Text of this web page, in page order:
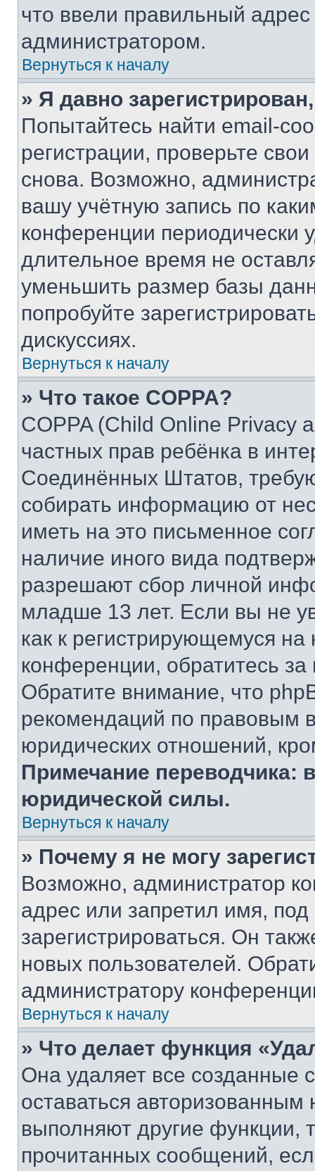
что ввели правильный адрес
администратором.
Вернуться к началу
» Я давно
Попытайтесь найти email-
регистрации, проверьте
снова. Возможно,
вашу учётную запись по
конференции периодически
длительное время не
уменьшить размер базы
попробуйте
дискуссиях.
Вернуться к началу
» Что такое COPPA?
COPPA (Child Online Privacy
частных прав ребёнка в
Соединённых Штатов,
собирать информацию от
иметь на это письменное
наличие иного вида
разрешают сбор личной
младше 13 лет. Если вы не
как к регистрирующемуся
конференции, обратитесь
Обратите внимание, что
рекомендаций по правовым
юридических отношений,
Примечание переводчика:
юридической силы.
Вернуться к началу
» Почему я не могу
Возможно, администратор
адрес или запретил имя,
зарегистрироваться. Он
новых пользователей.
администратору
Вернуться к началу
» Что делает функция
Она удаляет все созданные
оставаться
выполняют другие функции,
прочитанных сообщений,